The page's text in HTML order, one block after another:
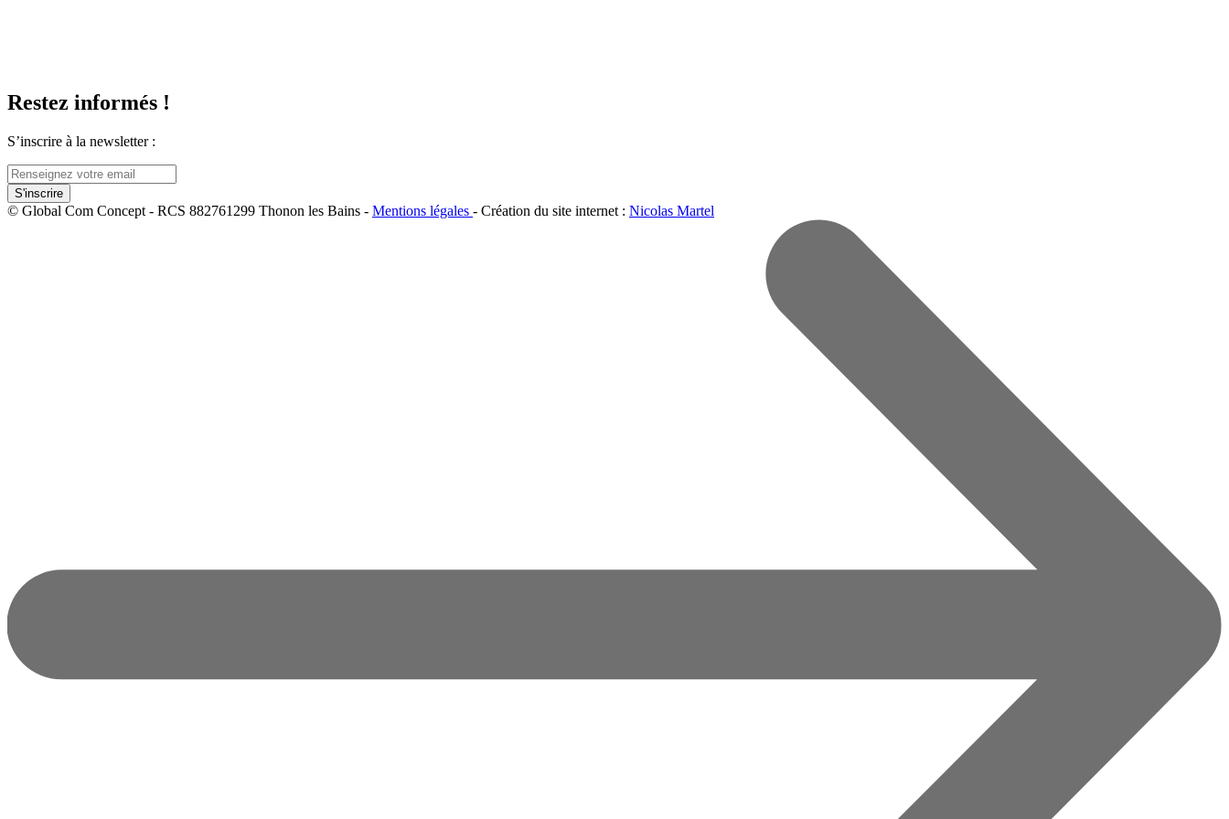
Restez informés !
S’inscrire à la newsletter :
© Global Com Concept - RCS 882761299 Thonon les Bains - Mentions légales - Création du site internet : Nicolas Martel